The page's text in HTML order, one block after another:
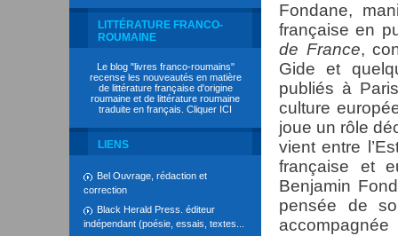
LITTÉRATURE FRANCO-
ROUMAINE
Le blog "livres franco-roumains"
recense les nouveautés en matière
de littérature française d'origine
roumaine et de littérature roumaine
traduite en français. Cliquer ICI
LIENS
Bel Ouvrage, rédaction et
correction
Black Herald Press. éditeur
indépendant (poésie, essais, textes...
Fondane,
française en
de France,
Gide et
publiés à
culture
joue un rôle
vient entre
française et
Benjamin
pensée de